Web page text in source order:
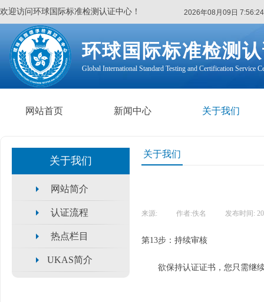
欢迎访问环球国际标准检测认证中心！ 2026年08月09日 7:56:24
环球国际标准检测
Global International Standard Testing and Certification Service
网站首页 新闻中心 关于我们
网站简介
认证流程
热点栏目
UKAS简介
关于我们
关于我们
来源: 作者:佚名 发布时间:
第13步：持续审核
欲保持认证证书，您只需继续